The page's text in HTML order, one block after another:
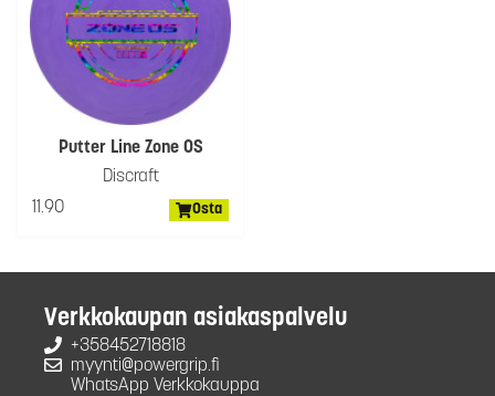
Putter Line Zone OS
Discraft
11.90
Osta
Verkkokaupan asiakaspalvelu
+358452718818
myynti@powergrip.fi
WhatsApp Verkkokauppa